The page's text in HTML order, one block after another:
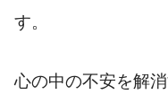
す。
心の中の不安を解